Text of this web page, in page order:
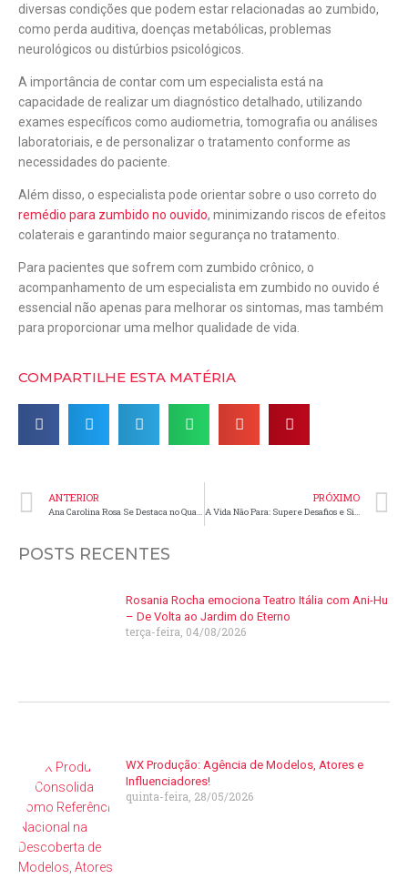
diversas condições que podem estar relacionadas ao zumbido,
como perda auditiva, doenças metabólicas, problemas
neurológicos ou distúrbios psicológicos.
A importância de contar com um especialista está na
capacidade de realizar um diagnóstico detalhado, utilizando
exames específicos como audiometria, tomografia ou análises
laboratoriais, e de personalizar o tratamento conforme as
necessidades do paciente.
Além disso, o especialista pode orientar sobre o uso correto do
remédio para zumbido no ouvido, minimizando riscos de efeitos
colaterais e garantindo maior segurança no tratamento.
Para pacientes que sofrem com zumbido crônico, o
acompanhamento de um especialista em zumbido no ouvido é
essencial não apenas para melhorar os sintomas, mas também
para proporcionar uma melhor qualidade de vida.
COMPARTILHE ESTA MATÉRIA
ANTERIOR
Ana Carolina Rosa Se Destaca no Quadro “Fora da Casinha” do “Caldeirão do Huck”
PRÓXIMO
A Vida Não Para: Supere Desafios e Siga em Frente–André Luiz Santiago Eleutério
POSTS RECENTES
Rosania Rocha emociona Teatro Itália com Ani-Hu
– De Volta ao Jardim do Eterno
terça-feira, 04/08/2026
WX Produção: Agência de Modelos, Atores e
Influenciadores!
quinta-feira, 28/05/2026